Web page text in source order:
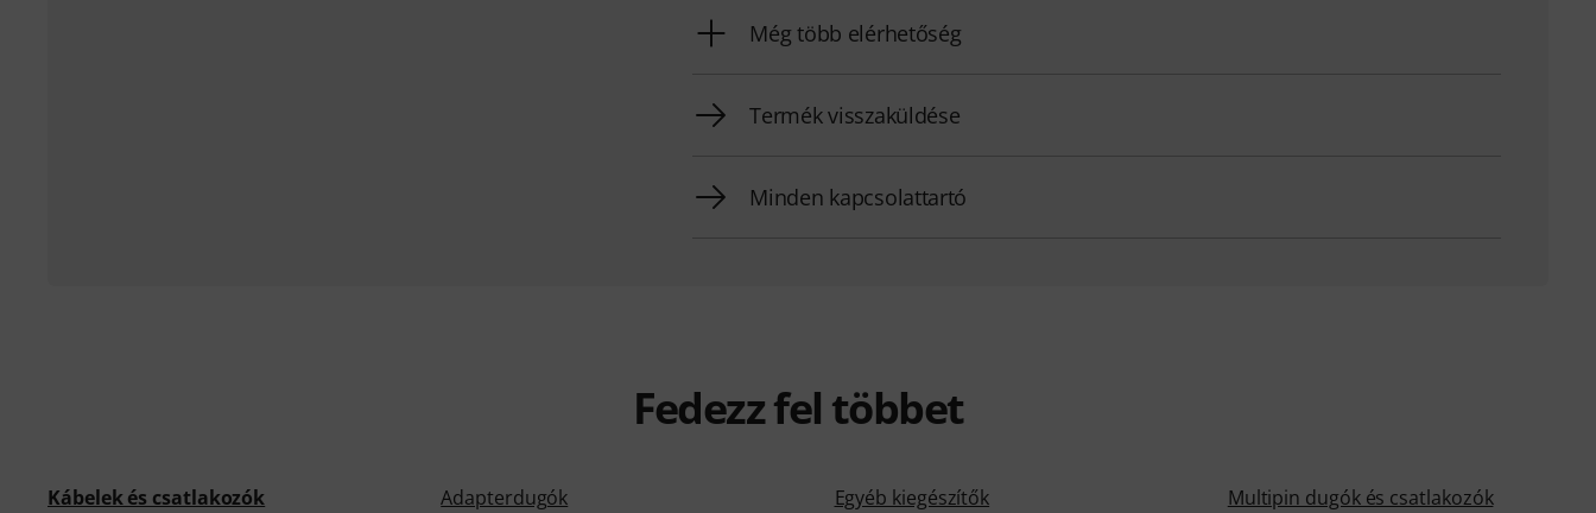
Még több elérhetőség
Termék visszaküldése
Minden kapcsolattartó
Fedezz fel többet
Kábelek és csatlakozók
Adapterdugók
Egyéb kiegészítők
Multipin dugók és csatlakozók